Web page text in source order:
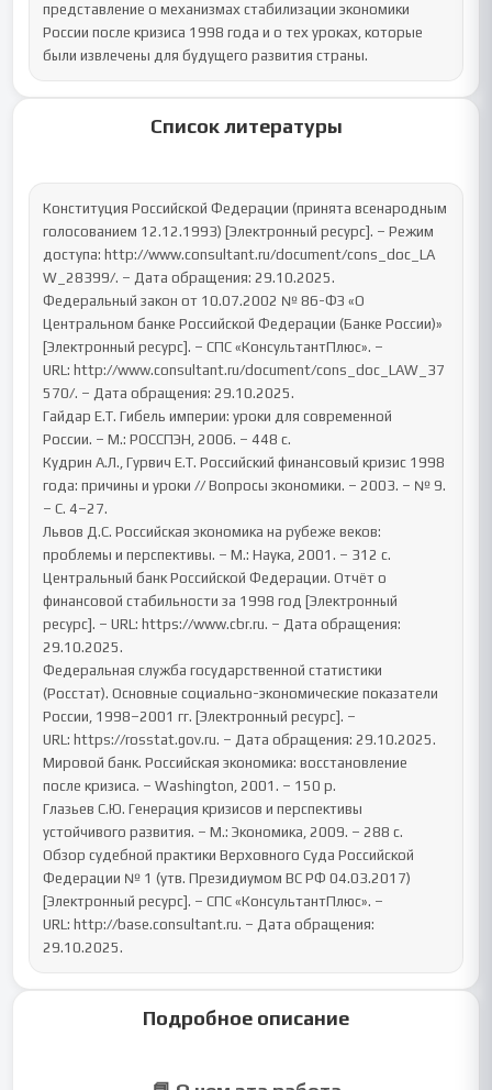
представление о механизмах стабилизации экономики
России после кризиса 1998 года и о тех уроках, которые
были извлечены для будущего развития страны.
Список литературы
Конституция Российской Федерации (принята всенародным
голосованием 12.12.1993) [Электронный ресурс]. – Режим
доступа: http://www.consultant.ru/document/cons_doc_LA
W_28399/. – Дата обращения: 29.10.2025.
Федеральный закон от 10.07.2002 № 86-ФЗ «О
Центральном банке Российской Федерации (Банке России)»
[Электронный ресурс]. – СПС «КонсультантПлюс». –
URL: http://www.consultant.ru/document/cons_doc_LAW_37
570/. – Дата обращения: 29.10.2025.
Гайдар Е.Т. Гибель империи: уроки для современной
России. – М.: РОССПЭН, 2006. – 448 с.
Кудрин А.Л., Гурвич Е.Т. Российский финансовый кризис 1998
года: причины и уроки // Вопросы экономики. – 2003. – № 9.
– С. 4–27.
Львов Д.С. Российская экономика на рубеже веков:
проблемы и перспективы. – М.: Наука, 2001. – 312 с.
Центральный банк Российской Федерации. Отчёт о
финансовой стабильности за 1998 год [Электронный
ресурс]. – URL: https://www.cbr.ru. – Дата обращения:
29.10.2025.
Федеральная служба государственной статистики
(Росстат). Основные социально-экономические показатели
России, 1998–2001 гг. [Электронный ресурс]. –
URL: https://rosstat.gov.ru. – Дата обращения: 29.10.2025.
Мировой банк. Российская экономика: восстановление
после кризиса. – Washington, 2001. – 150 p.
Глазьев С.Ю. Генерация кризисов и перспективы
устойчивого развития. – М.: Экономика, 2009. – 288 с.
Обзор судебной практики Верховного Суда Российской
Федерации № 1 (утв. Президиумом ВС РФ 04.03.2017)
[Электронный ресурс]. – СПС «КонсультантПлюс». –
URL: http://base.consultant.ru. – Дата обращения:
29.10.2025.
Подробное описание